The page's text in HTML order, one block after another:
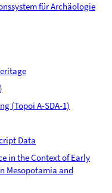
für Archäologie
(Topoi A-SDA-1)
Data
in the Context of Early
Mesopotamia and